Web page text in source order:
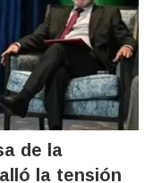
de la
la tensión